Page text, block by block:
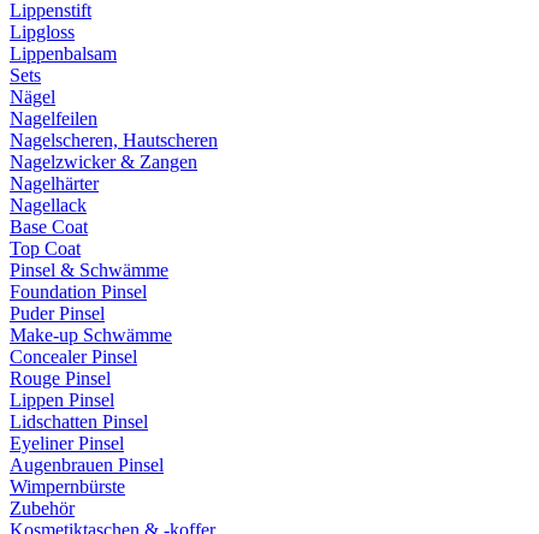
Lippenstift
Lipgloss
Lippenbalsam
Sets
Nägel
Nagelfeilen
Nagelscheren, Hautscheren
Nagelzwicker & Zangen
Nagelhärter
Nagellack
Base Coat
Top Coat
Pinsel & Schwämme
Foundation Pinsel
Puder Pinsel
Make-up Schwämme
Concealer Pinsel
Rouge Pinsel
Lippen Pinsel
Lidschatten Pinsel
Eyeliner Pinsel
Augenbrauen Pinsel
Wimpernbürste
Zubehör
Kosmetiktaschen & -koffer